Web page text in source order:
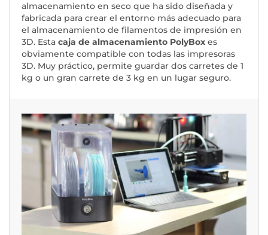
almacenamiento en seco que ha sido diseñada y
fabricada para crear el entorno más adecuado para
el almacenamiento de filamentos de impresión en
3D. Esta caja de almacenamiento PolyBox es
obviamente compatible con todas las impresoras
3D. Muy práctico, permite guardar dos carretes de 1
kg o un gran carrete de 3 kg en un lugar seguro.